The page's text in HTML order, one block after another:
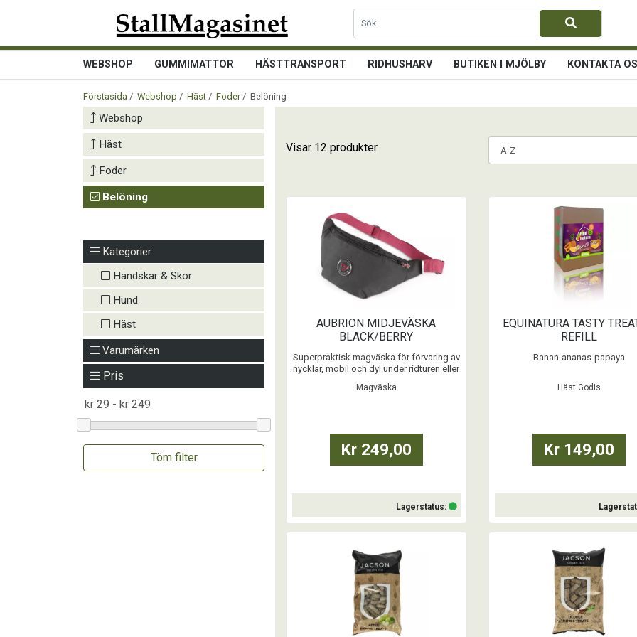
WEBSHOP GUMMIMATTOR HÄSTTRANSPORT RIDHUSHARV BUTIKEN I MJÖLBY KONTAKTA
Förstasida / Webshop / Häst / Foder/ Belöning
Webshop
Häst
Foder
Belöning
Kategorier
Handskar & Skor
Hund
Häst
Varumärken
Pris
Töm filter
Visar 12 produkter
AUBRION MIDJEVÄSKA
BLACK/BERRY
Superpraktisk magväska för förvaring av
nycklar, mobil och dyl under ridturen eller
Magväska
Kr 249,00
Lagerstatus:
EQUINATURA TASTY
REFILL
Banan-ananas-papaya
mogen, näringsrik frukt.
...
Häst Godis
Kr 149,00